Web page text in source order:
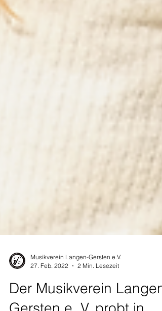
27. Feb. 2022
2 Min. Lesezeit
Der Musikverein Langen-